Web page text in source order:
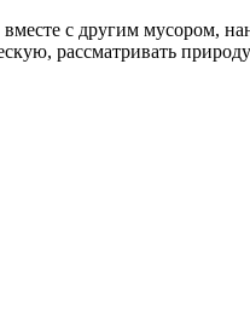
с другим мусором,
рассматривать природу